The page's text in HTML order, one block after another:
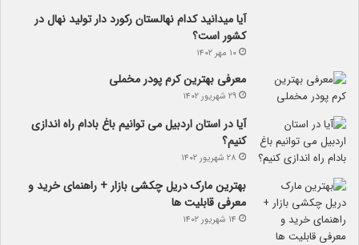
آیا می­دانید کدام نهالستان رکورد دار تولید نهال­ در
کشور است؟
۱۰ مهر ۱۴۰۲
معرفی بهترین کرم پودر مخملی
۲۹ شهریور ۱۴۰۲
آیا در استان اردبیل می توانیم باغ بادام راه اندازی
کنیم؟
۲۸ شهریور ۱۴۰۲
بهترین مارک دریل چکشی بازار + راهنمای خرید و
معرفی قابلیت ها
۱۴ شهریور ۱۴۰۲